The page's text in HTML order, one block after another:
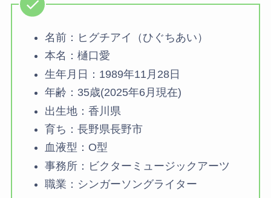
名前：ヒグチアイ（ひぐちあい）
本名：樋口愛
生年月日：1989年11月28日
年齢：35歳(2025年6月現在)
出生地：香川県
育ち：長野県長野市
血液型：O型
事務所：ビクターミュージックアーツ
職業：シンガーソングライター